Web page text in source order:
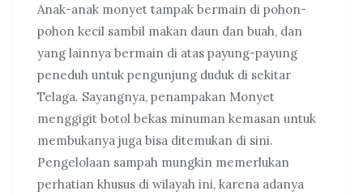
Anak-anak monyet tampak bermain di pohon-
pohon kecil sambil makan daun dan buah, dan
yang lainnya bermain di atas payung-payung
peneduh untuk pengunjung duduk di sekitar
Telaga. Sayangnya, penampakan Monyet
menggigit botol bekas minuman kemasan untuk
membukanya juga bisa ditemukan di sini.
Pengelolaan sampah mungkin memerlukan
perhatian khusus di wilayah ini, karena adanya